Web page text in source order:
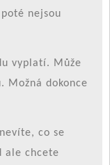
nejsou
vyplatí. Může
Možná dokonce
co se
ale chcete